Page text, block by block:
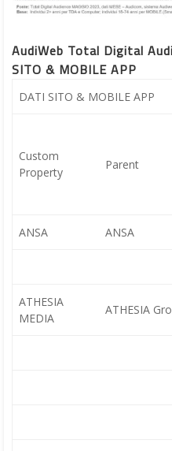
AudiWeb Total Digital
SITO & MOBILE APP
DATI SITO & MOBILE APP
Custom
Property
Parent
ANSA ANSA
ATHESIA
MEDIA
ATHESIA